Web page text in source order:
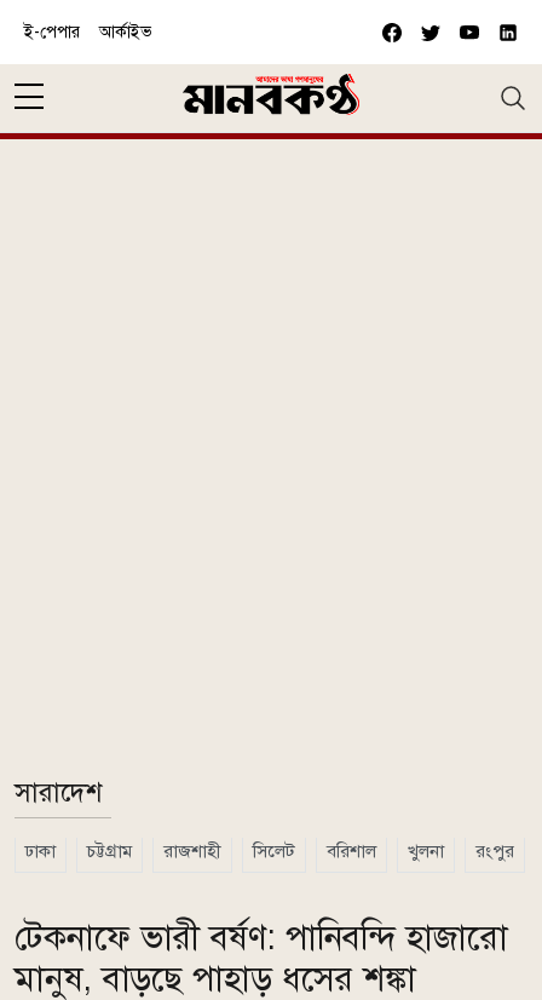
ই-পেপার আর্কাইভ
সারাদেশ
ঢাকা চট্টগ্রাম রাজশাহী সিলেট বরিশাল খুলনা রংপুর
টেকনাফে ভারী বর্ষণ: পানিবন্দি হাজারো
মানুষ, বাড়ছে পাহাড় ধসের শঙ্কা